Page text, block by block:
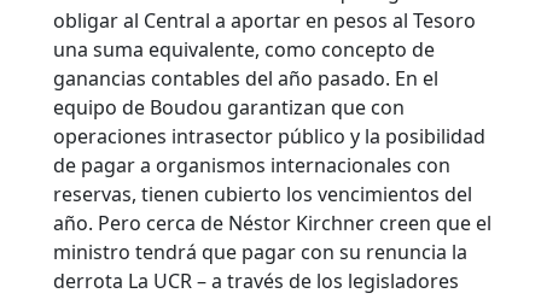
obligar al Central a aportar en pesos al Tesoro
una suma equivalente, como concepto de
ganancias contables del año pasado. En el
equipo de Boudou garantizan que con
operaciones intrasector público y la posibilidad
de pagar a organismos internacionales con
reservas, tienen cubierto los vencimientos del
año. Pero cerca de Néstor Kirchner creen que el
ministro tendrá que pagar con su renuncia la
derrota La UCR – a través de los legisladores